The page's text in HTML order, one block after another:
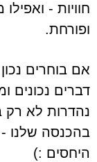
חוויות -
ופורחת.
אם בוחרים
דברים נכונים
נהדרות לא רק
בהכנסה שלנו -
היחסים :)